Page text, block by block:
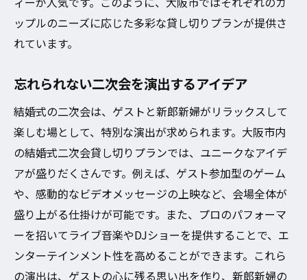
ップルのニーズに応じた多彩な貸し切りプランが提供さ
れています。
忘れられない二次会を演出するアイデア
結婚式の二次会は、ゲストと新郎新婦がリラックスして
楽しむ場として、特別な演出が求められます。大阪市内
の結婚式二次会貸し切りプランでは、ユニークなアイデ
アが盛りだくさんです。例えば、ゲスト参加型のゲーム
や、感動的なビデオメッセージの上映など、会場全体が
盛り上がる仕掛けが可能です。また、プロのパフォーマ
ーを招いてライブ音楽やDJショーを提供することで、エ
ンターテインメント性を高めることができます。これら
の演出は、ゲストの心に残る思い出を作り、新郎新婦の